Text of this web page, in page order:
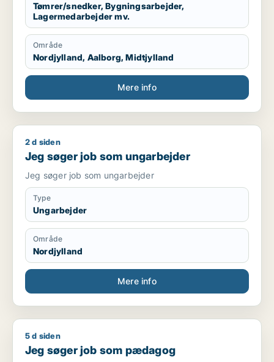
Tømrer/snedker, Bygningsarbejder,
Lagermedarbejder mv.
Område
Nordjylland, Aalborg, Midtjylland
Mere info
Jeg søger job som ungarbejder
2 d siden
Jeg søger job som ungarbejder
Jeg søger job som ungarbejder
Type
Ungarbejder
Område
Nordjylland
Mere info
Jeg søger job som pædagog
5 d siden
Jeg søger job som pædagog